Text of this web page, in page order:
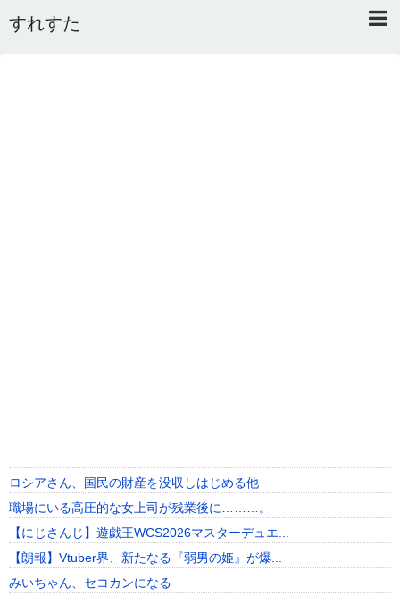
すれすた
ロシアさん、国民の財産を没収しはじめる他
職場にいる高圧的な女上司が残業後に………。
【にじさんじ】遊戯王WCS2026マスターデュエ...
【朗報】Vtuber界、新たなる『弱男の姫』が爆...
みいちゃん、セコカンになる